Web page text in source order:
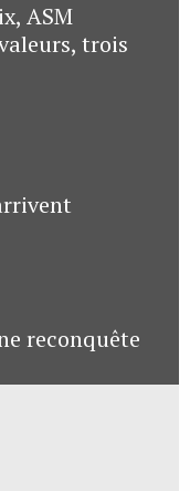
ASM
trois
reconquête